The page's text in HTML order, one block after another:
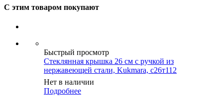
С этим товаром покупают
Быстрый просмотр
Стеклянная крышка 26 см с ручкой из
нержавеющей стали, Kukmara, с26т112
Нет в наличии
Подробнее